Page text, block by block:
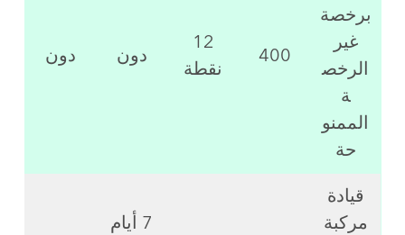
برخصة
غير
الرخص
ة
الممنو
حة
400
12
نقطة
دون دون
قيادة
مركبة
7 أيام